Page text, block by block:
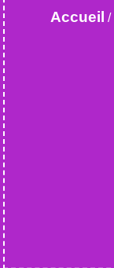
Accueil /